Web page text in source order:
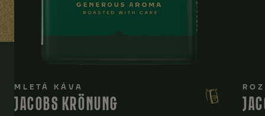
MLETÁ KÁVA
JACOBS KRÖNUNG